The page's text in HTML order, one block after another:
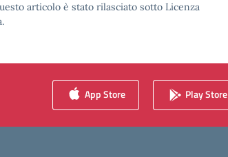
articolo è stato rilasciato sotto Licenza
App Store Play Store